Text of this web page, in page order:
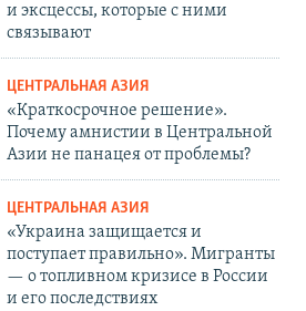
и эксцессы, которые с ними
связывают
ЦЕНТРАЛЬНАЯ АЗИЯ
«Краткосрочное решение».
Почему амнистии в Центральной
Азии не панацея от проблемы?
ЦЕНТРАЛЬНАЯ АЗИЯ
«Украина защищается и
поступает правильно». Мигранты
— о топливном кризисе в России
и его последствиях